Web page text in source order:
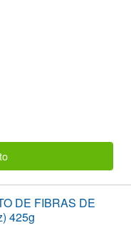
DE FIBRAS DE
425g